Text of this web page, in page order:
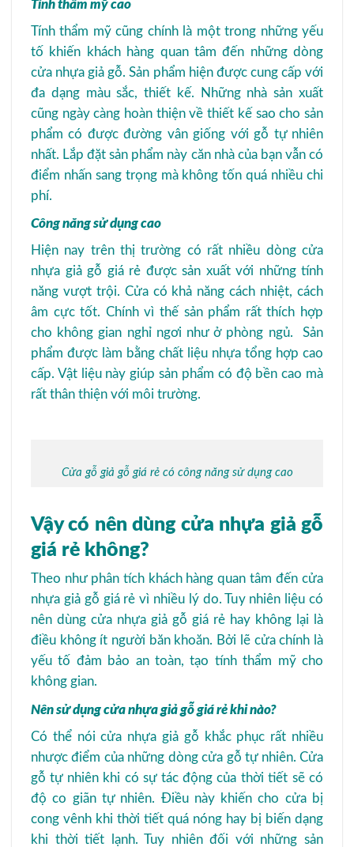
Tính thẩm mỹ cao
Tính thẩm mỹ cũng chính là một trong những yếu
tố khiến khách hàng quan tâm đến những dòng
cửa nhựa giả gỗ. Sản phẩm hiện được cung cấp với
đa dạng màu sắc, thiết kế. Những nhà sản xuất
cũng ngày càng hoàn thiện về thiết kế sao cho sản
phẩm có được đường vân giống với gỗ tự nhiên
nhất. Lắp đặt sản phẩm này căn nhà của bạn vẫn có
điểm nhấn sang trọng mà không tốn quá nhiều chi
phí.
Công năng sử dụng cao
Hiện nay trên thị trường có rất nhiều dòng cửa
nhựa giả gỗ giá rẻ được sản xuất với những tính
năng vượt trội. Cửa có khả năng cách nhiệt, cách
âm cực tốt. Chính vì thế sản phẩm rất thích hợp
cho không gian nghỉ ngơi như ở phòng ngủ. Sản
phẩm được làm bằng chất liệu nhựa tổng hợp cao
cấp. Vật liệu này giúp sản phẩm có độ bền cao mà
rất thân thiện với môi trường.
Cửa gỗ giả gỗ giá rẻ có công năng sử dụng cao
Vậy có nên dùng cửa nhựa giả gỗ
giá rẻ không?
Theo như phân tích khách hàng quan tâm đến cửa
nhựa giả gỗ giá rẻ vì nhiều lý do. Tuy nhiên liệu có
nên dùng cửa nhựa giả gỗ giá rẻ hay không lại là
điều không ít người băn khoăn. Bởi lẽ cửa chính là
yếu tố đảm bảo an toàn, tạo tính thẩm mỹ cho
không gian.
Nên sử dụng cửa nhựa giả gỗ giá rẻ khi nào?
Có thể nói cửa nhựa giả gỗ khắc phục rất nhiều
nhược điểm của những dòng cửa gỗ tự nhiên. Cửa
gỗ tự nhiên khi có sự tác động của thời tiết sẽ có
độ co giãn tự nhiên. Điều này khiến cho cửa bị
cong vênh khi thời tiết quá nóng hay bị biến dạng
khi thời tiết lạnh. Tuy nhiên đối với những sản